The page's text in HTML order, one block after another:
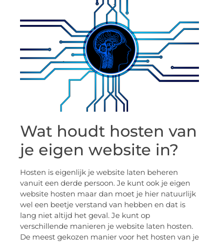
Wat houdt hosten van
je eigen website in?
Hosten is eigenlijk je website laten beheren
vanuit een derde persoon. Je kunt ook je eigen
website hosten maar dan moet je hier natuurlijk
wel een beetje verstand van hebben en dat is
lang niet altijd het geval. Je kunt op
verschillende manieren je website laten hosten.
De meest gekozen manier voor het hosten van je